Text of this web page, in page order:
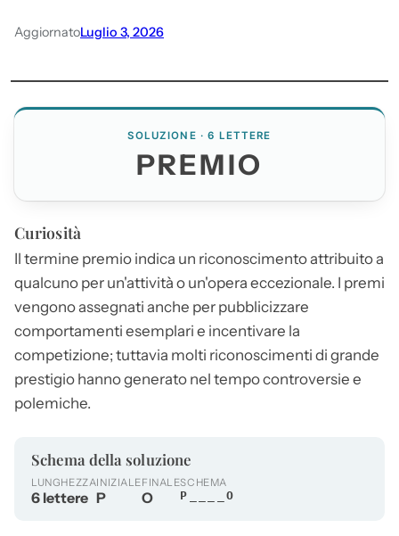
AggiornatoLuglio 3, 2026
SOLUZIONE · 6 LETTERE
PREMIO
Curiosità
Il termine premio indica un riconoscimento attribuito a
qualcuno per un'attività o un'opera eccezionale. I premi
vengono assegnati anche per pubblicizzare
comportamenti esemplari e incentivare la
competizione; tuttavia molti riconoscimenti di grande
prestigio hanno generato nel tempo controversie e
polemiche.
Schema della soluzione
LUNGHEZZA
6 lettere
INIZIALE
P
FINALE
O
SCHEMA
P____O